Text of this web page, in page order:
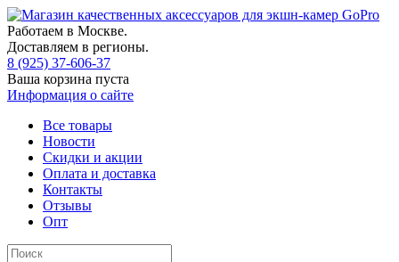
Работаем в Москве.
Доставляем в регионы.
8 (925) 37-606-37
Ваша корзина пуста
Информация о сайте
Все товары
Новости
Скидки и акции
Оплата и доставка
Контакты
Отзывы
Опт